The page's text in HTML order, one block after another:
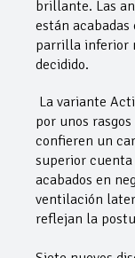
brillante. Las
están
parrilla inferior
decidido.
La variante
por unos
confieren un
superior
acabados en
ventilación
reflejan la